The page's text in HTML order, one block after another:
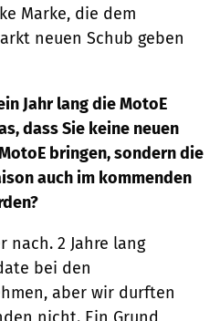
Marke, die dem
neuen Schub geben
Jahr lang die MotoE
dass Sie keine neuen
bringen, sondern die
auch im kommenden
nach. 2 Jahre lang
bei den
aber wir durften
nicht. Ein Grund